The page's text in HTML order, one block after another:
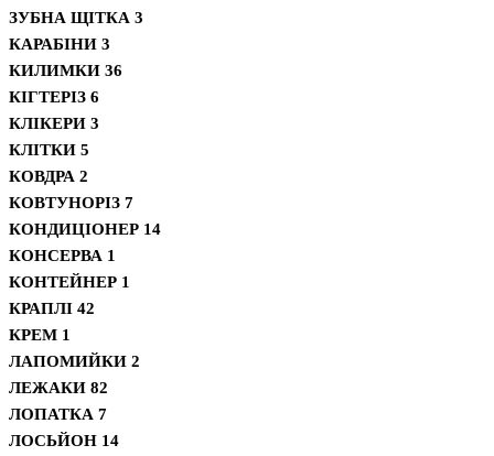
ЗУБНА ЩІТКА 3
КАРАБІНИ 3
КИЛИМКИ 36
КІГТЕРІЗ 6
КЛІКЕРИ 3
КЛІТКИ 5
КОВДРА 2
КОВТУНОРІЗ 7
КОНДИЦІОНЕР 14
КОНСЕРВА 1
КОНТЕЙНЕР 1
КРАПЛІ 42
КРЕМ 1
ЛАПОМИЙКИ 2
ЛЕЖАКИ 82
ЛОПАТКА 7
ЛОСЬЙОН 14